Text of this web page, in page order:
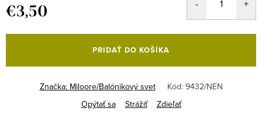
€3,50
cena:
PRIDAŤ DO KOŠÍKA
Značka: Miloore/Balónikový svet Kód: 9432/NEN
Opýtať sa
Strážiť Zdieľať